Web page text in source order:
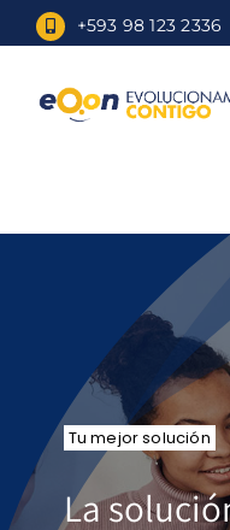
Skip
to
content
+593 98 123 2336
Tu mejor solución
La